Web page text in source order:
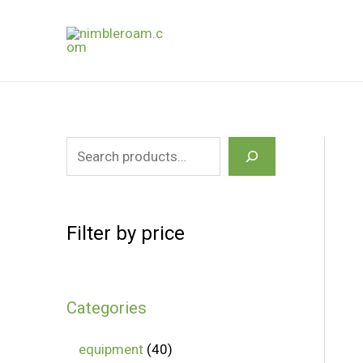
e
r
Filter by price
Categories
equipment 404